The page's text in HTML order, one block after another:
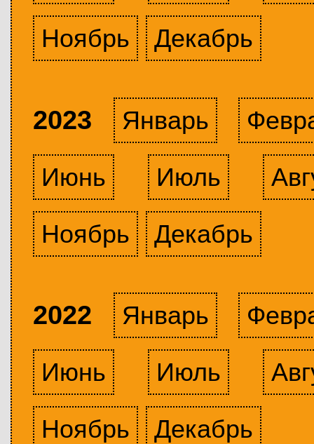
Ноябрь
Декабрь
2023 Январь
Июнь
Июль
Ноябрь
Декабрь
2022 Январь
Июнь
Июль
Ноябрь
Декабрь